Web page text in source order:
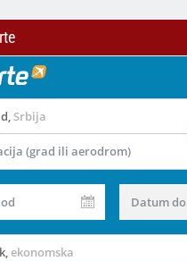
, Srbija
(grad ili aerodrom)
Datum do
,ekonomska